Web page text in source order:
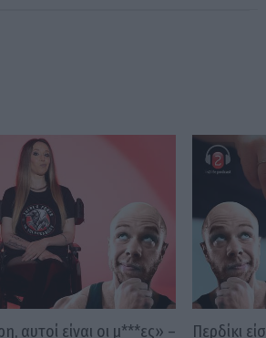
αυτοί είναι οι μ***ες» – Περδίκι